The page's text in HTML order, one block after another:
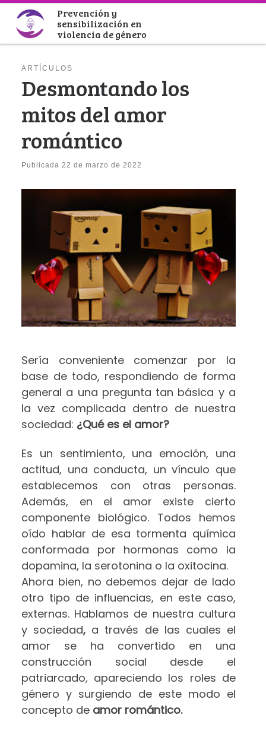
Saltar al contenido
Prevención y
sensibilización en
violencia de género
ARTÍCULOS
Desmontando los
mitos del amor
romántico
Publicada22 de marzo de 2022
Sería conveniente comenzar por la
base de todo, respondiendo de forma
general a una pregunta tan básica y a
la vez complicada dentro de nuestra
sociedad: ¿Qué es el amor?
Es un sentimiento, una emoción, una
actitud, una conducta, un vínculo que
establecemos con otras personas.
Además, en el amor existe cierto
componente biológico. Todos hemos
oído hablar de esa tormenta química
conformada por hormonas como la
dopamina, la serotonina o la oxitocina.
Ahora bien, no debemos dejar de lado
otro tipo de influencias, en este caso,
externas. Hablamos de nuestra cultura
y sociedad, a través de las cuales el
amor se ha convertido en una
construcción social desde el
patriarcado, apareciendo los roles de
género y surgiendo de este modo el
concepto de amor romántico.